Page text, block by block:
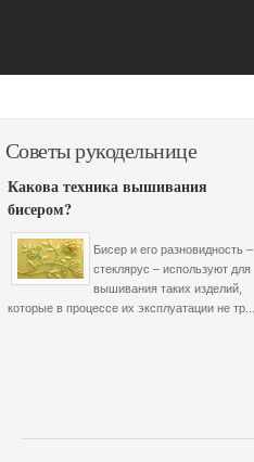
Советы рукодельнице
Какова техника вышивания
бисером?
Бисер и его разновидность –
стеклярус – используют для
вышивания таких изделий,
которые в процессе их эксплуатации не тр...